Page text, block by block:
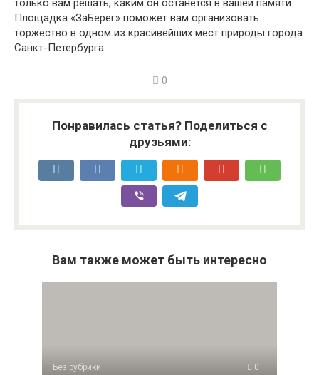
только вам решать, каким он останется в вашей памяти.
Площадка «ЗаБерег» поможет вам организовать
торжество в одном из красивейших мест природы города
Санкт-Петербурга.
0
Понравилась статья? Поделиться с
друзьями:
Вам также может быть интересно
Без рубрики 0